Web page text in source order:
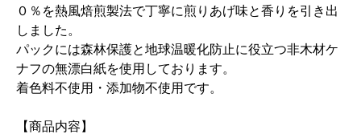
０％を熱風焙煎製法で丁寧に煎りあげ味と香りを引き出
しました。
パックには森林保護と地球温暖化防止に役立つ非木材ケ
ナフの無漂白紙を使用しております。
着色料不使用・添加物不使用です。
【商品内容】